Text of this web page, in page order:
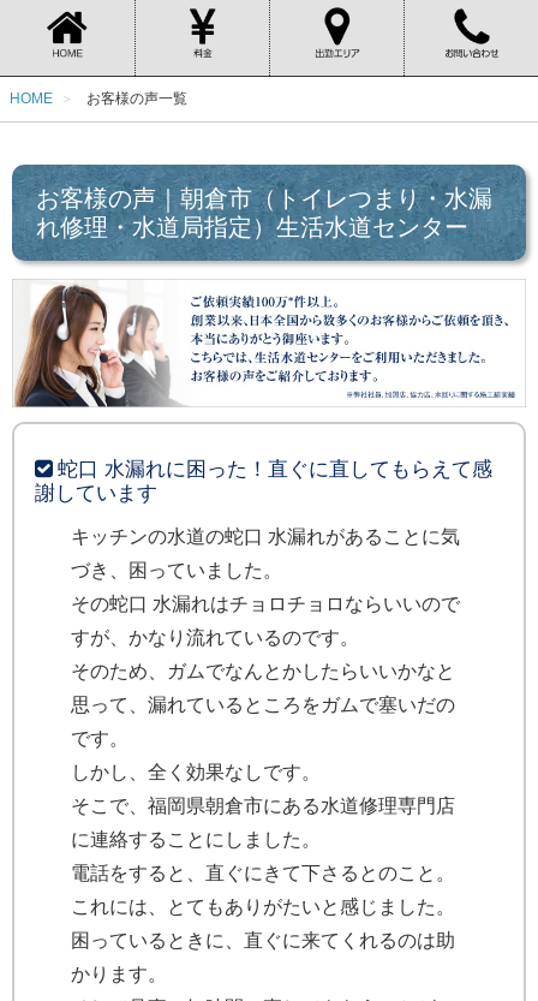
HOME お客様の声一覧
お客様の声｜朝倉市（トイレつまり・水漏
れ修理・水道局指定）生活水道センター
蛇口 水漏れに困った！直ぐに直してもらえて感
謝しています
キッチンの水道の蛇口 水漏れがあることに気
づき、困っていました。
その蛇口 水漏れはチョロチョロならいいので
すが、かなり流れているのです。
そのため、ガムでなんとかしたらいいかなと
思って、漏れているところをガムで塞いだの
です。
しかし、全く効果なしです。
そこで、福岡県朝倉市にある水道修理専門店
に連絡することにしました。
電話をすると、直ぐにきて下さるとのこと。
これには、とてもありがたいと感じました。
困っているときに、直ぐに来てくれるのは助
かります。